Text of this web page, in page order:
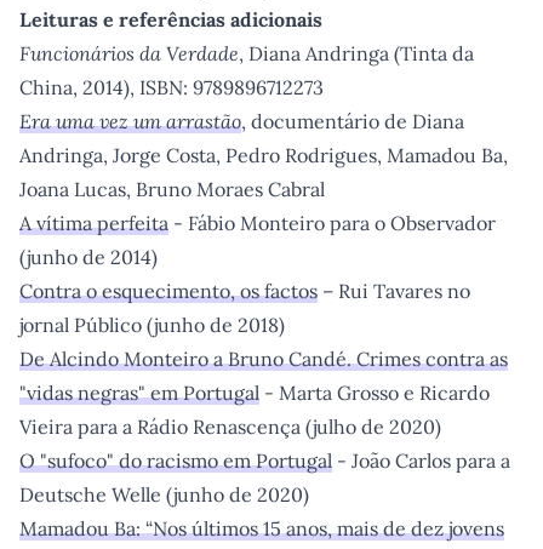
Leituras e referências adicionais
Funcionários da Verdade, Diana Andringa (Tinta da
China, 2014), ISBN: 9789896712273
Era uma vez um arrastão, documentário de Diana
Andringa, Jorge Costa, Pedro Rodrigues, Mamadou Ba,
Joana Lucas, Bruno Moraes Cabral
A vítima perfeita - Fábio Monteiro para o Observador
(junho de 2014)
Contra o esquecimento, os factos – Rui Tavares no
jornal Público (junho de 2018)
De Alcindo Monteiro a Bruno Candé. Crimes contra as
"vidas negras" em Portugal - Marta Grosso e Ricardo
Vieira para a Rádio Renascença (julho de 2020)
O "sufoco" do racismo em Portugal - João Carlos para a
Deutsche Welle (junho de 2020)
Mamadou Ba: “Nos últimos 15 anos, mais de dez jovens